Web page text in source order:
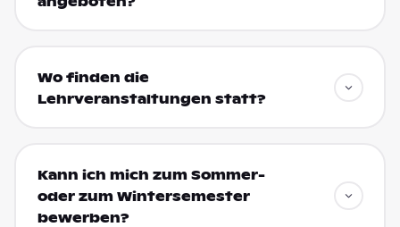
Wo finden die
Lehrveranstaltungen statt?
Kann ich mich zum Sommer-
oder zum Wintersemester
bewerben?